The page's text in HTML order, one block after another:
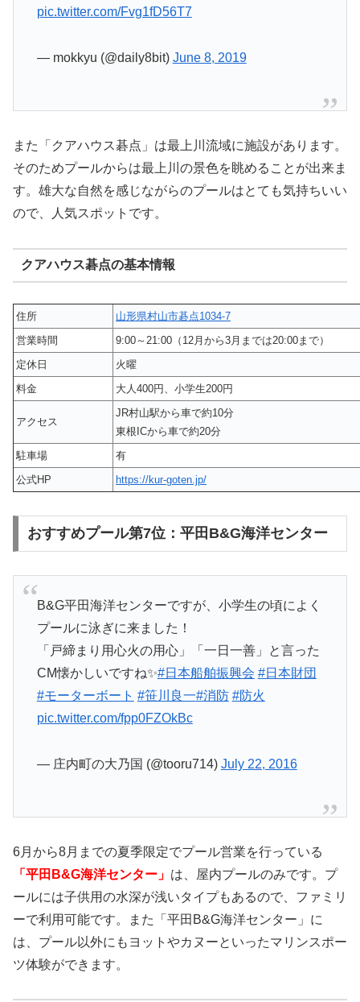
pic.twitter.com/Fvg1fD56T7
— mokkyu (@daily8bit) June 8, 2019
また「クアハウス碁点」は最上川流域に施設があります。
そのためプールからは最上川の景色を眺めることが出来ま
す。雄大な自然を感じながらのプールはとても気持ちいい
ので、人気スポットです。
クアハウス碁点の基本情報
住所
山形県村山市碁点1034-7
営業時間
9:00～21:00（12月から3月までは20:00まで）
定休日
火曜
料金
大人400円、小学生200円
アクセス
JR村山駅から車で約10分
東根ICから車で約20分
駐車場
有
公式HP
https://kur-goten.jp/
おすすめプール第7位：平田B&G海洋センター
B&G平田海洋センターですが、小学生の頃によく
プールに泳ぎに来ました！
「戸締まり用心火の用心」「一日一善」と言った
CM懐かしいですね✨#日本船舶振興会 #日本財団
#モーターボート #笹川良一#消防 #防火
pic.twitter.com/fpp0FZOkBc
— 庄内町の大乃国 (@tooru714) July 22, 2016
6月から8月までの夏季限定でプール営業を行っている
「平田B&G海洋センター」 は、屋内プールのみです。プ
ールには子供用の水深が浅いタイプもあるので、ファミリ
ーで利用可能です。また「平田B&G海洋センター」に
は、プール以外にもヨットやカヌーといったマリンスポー
ツ体験ができます。